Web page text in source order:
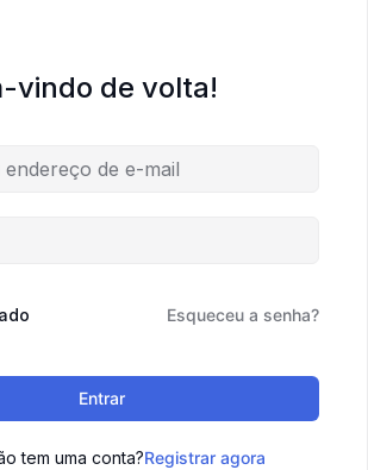
vindo de volta!
Esqueceu a senha?
Entrar
tem uma conta?Registrar agora